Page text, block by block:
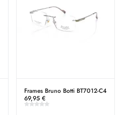
Frames Bruno Botti BT7012-C4
69,95 €